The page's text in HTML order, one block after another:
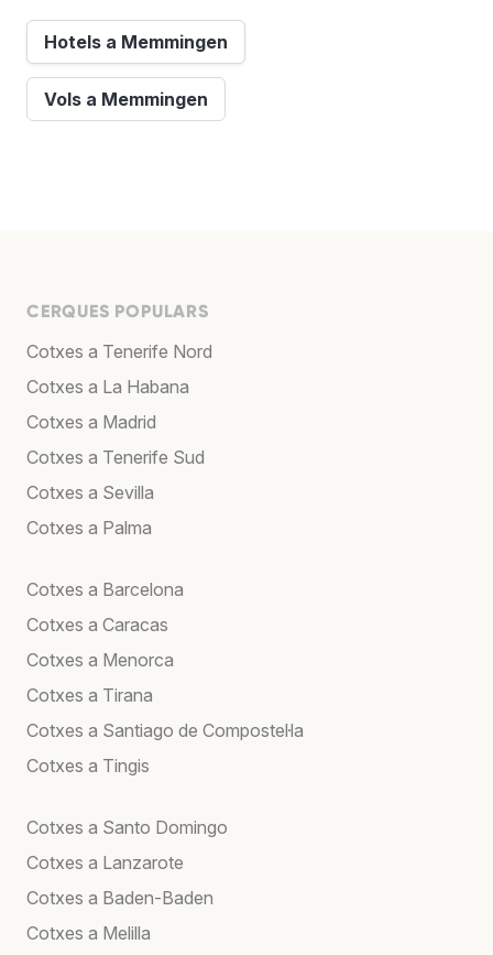
Hotels a Memmingen
Vols a Memmingen
CERQUES POPULARS
Cotxes a Tenerife Nord
Cotxes a La Habana
Cotxes a Madrid
Cotxes a Tenerife Sud
Cotxes a Sevilla
Cotxes a Palma
Cotxes a Barcelona
Cotxes a Caracas
Cotxes a Menorca
Cotxes a Tirana
Cotxes a Santiago de Compostel·la
Cotxes a Tingis
Cotxes a Santo Domingo
Cotxes a Lanzarote
Cotxes a Baden-Baden
Cotxes a Melilla